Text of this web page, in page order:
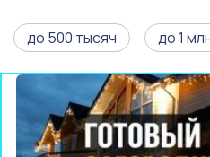
Метро
Не выбрана
до 500 тысяч до 1